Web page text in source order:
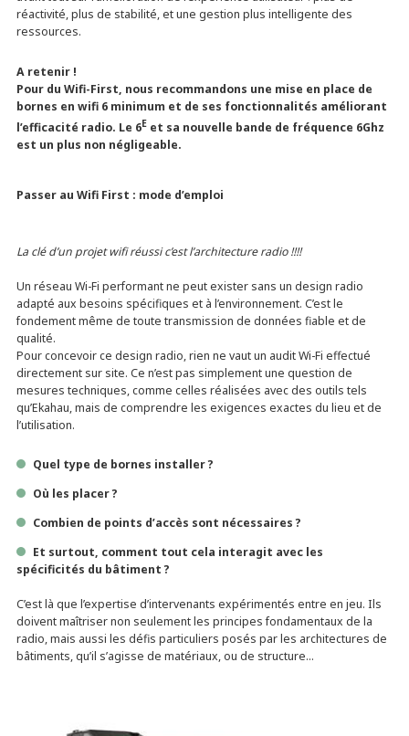
réactivité, plus de stabilité, et une gestion plus intelligente des
ressources.
A retenir !
Pour du Wifi-First, nous recommandons une mise en place de
bornes en wifi 6 minimum et de ses fonctionnalités améliorant
l’efficacité radio. Le 6Eet sa nouvelle bande de fréquence 6Ghz
est un plus non négligeable.
Passer au Wifi First : mode d’emploi
La clé d’un projet wifi réussi c’est l’architecture radio !!!!
Un réseau Wi-Fi performant ne peut exister sans un design radio
adapté aux besoins spécifiques et à l’environnement. C’est le
fondement même de toute transmission de données fiable et de
qualité.
Pour concevoir ce design radio, rien ne vaut un audit Wi-Fi effectué
directement sur site. Ce n’est pas simplement une question de
mesures techniques, comme celles réalisées avec des outils tels
qu’Ekahau, mais de comprendre les exigences exactes du lieu et de
l’utilisation.
Quel type de bornes installer ?
Où les placer ?
Combien de points d’accès sont nécessaires ?
Et surtout, comment tout cela interagit avec les
spécificités du bâtiment ?
C’est là que l’expertise d’intervenants expérimentés entre en jeu. Ils
doivent maîtriser non seulement les principes fondamentaux de la
radio, mais aussi les défis particuliers posés par les architectures de
bâtiments, qu’il s’agisse de matériaux, ou de structure…